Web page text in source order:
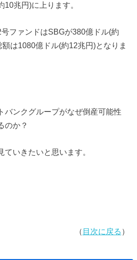
10兆円)に上ります。
ファンドはSBGが380億ドル(約
は1080億ドル(約12兆円)となりま
バンクグループがなぜ倒産可能性
のか？
ていきたいと思います。
（ 目次に戻る ）